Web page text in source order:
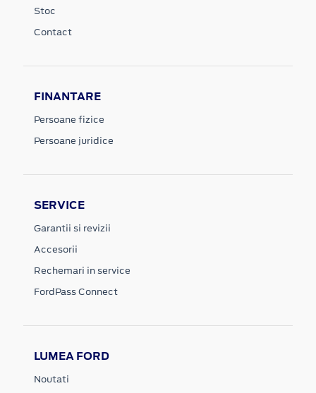
Stoc
Contact
FINANTARE
Persoane fizice
Persoane juridice
SERVICE
Garantii si revizii
Accesorii
Rechemari in service
FordPass Connect
LUMEA FORD
Noutati